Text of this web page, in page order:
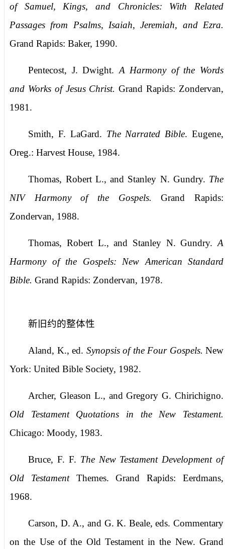
of Samuel, Kings, and Chronicles: With Related
Passages from Psalms, Isaiah, Jeremiah, and Ezra.
Grand Rapids: Baker, 1990.
Pentecost, J. Dwight. A Harmony of the Words
and Works of Jesus Christ.Grand Rapids: Zondervan,
1981.
Smith, F. LaGard. The Narrated Bible. Eugene,
Oreg.: Harvest House, 1984.
Thomas, Robert L., and Stanley N. Gundry. The
NIV Harmony of the Gospels. Grand Rapids:
Zondervan, 1988.
Thomas, Robert L., and Stanley N. Gundry. A
Harmony of the Gospels: New American Standard
Bible. Grand Rapids: Zondervan, 1978.
新旧约的整体性
Aland, K., ed. Synopsis of the Four Gospels. New
York: United Bible Society, 1982.
Archer, Gleason L., and Gregory G. Chirichigno.
Old Testament Quotations in the New Testament.
Chicago: Moody, 1983.
Bruce, F. F. The New Testament Development of
Old Testament Themes. Grand Rapids: Eerdmans,
1968.
Carson, D. A., and G. K. Beale, eds. Commentary
on the Use of the Old Testament in the New. Grand